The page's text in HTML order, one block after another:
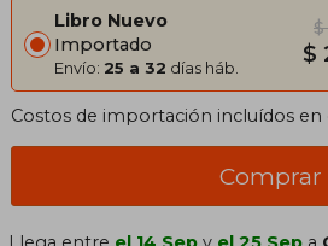
Research in
Gifted Education)
Libro Nuevo
Importado
Envío: 25 a 32 días háb.
$
$
Costos de importación incluídos en
Comprar